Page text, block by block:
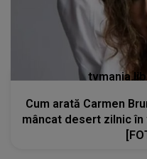
Cum arată Carmen
mâncat desert zilnic în